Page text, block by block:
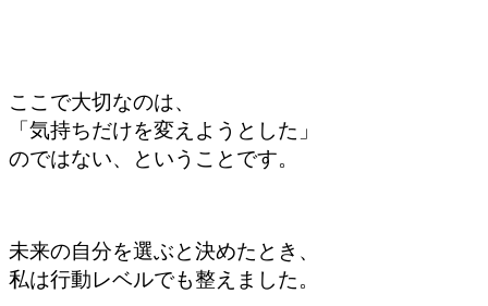
ここで大切なのは、
「気持ちだけを変えようとした」
のではない、ということです。
未来の自分を選ぶと決めたとき、
私は行動レベルでも整えました。